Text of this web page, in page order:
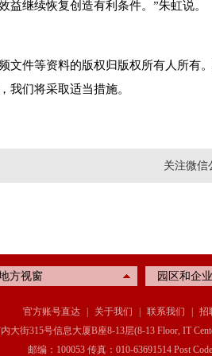
益继续恢复创造有利条件。”朱虹说。
文件等资料的版权归版权所有人所有
我们将采取适当措施。
关注微信
方视窗 园区和企
官方账号直达 关于我们 联系我们 招
大街315号信息大厦B座8-13层(8-13 Floor, IT
邮编：100053 传真：010-63691514 Post